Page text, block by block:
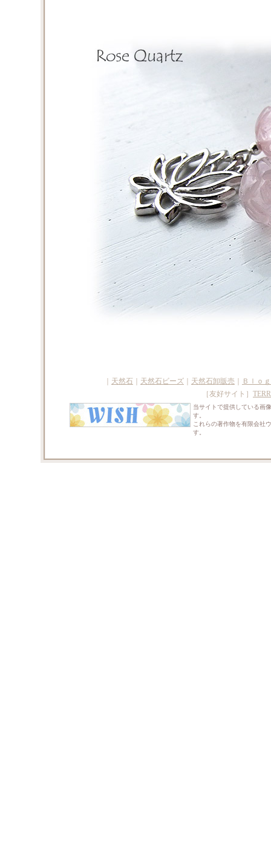
天然石 天然石ビーズ 天然石卸販売
Ｂｌｏｇ
［友好サイト］
当サイトで提供している画
す。
これらの著作物を有限会社
す。